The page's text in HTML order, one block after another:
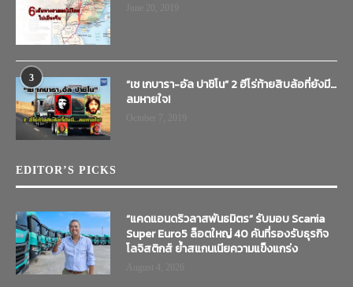
3
“เช เกบารา-อัล ปาชิโน” 2 ฮีโร่ท้ายสิบล้อที่ยังมี…
ลมหายใจ!
EDITOR’S PICKS
“แคดแอนดริวลาสพันธมิตร” รับมอบ Scania
Super Euro5 ล็อตใหญ่ 40 คันที่รองรับธุรกิจ
โลจิสติกส์ ย้ำสแกนเนียความแข็งแกร่ง